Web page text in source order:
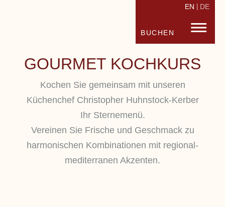
STRANDHOTEL FISCHLAND
BUCHEN
EN DE
GOURMET KOCHKURS
Kochen Sie gemeinsam mit unseren
Küchenchef Christopher Huhnstock-Kerber
Ihr Sternemenü.
Vereinen Sie Frische und Geschmack zu
harmonischen Kombinationen mit regional-
mediterranen Akzenten.